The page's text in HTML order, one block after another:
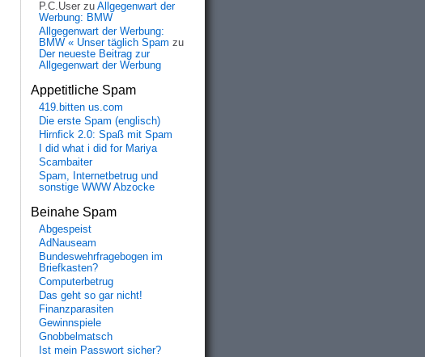
P.C.User zu Allgegenwart der
Werbung: BMW
Allgegenwart der Werbung:
BMW « Unser täglich Spam zu
Der neueste Beitrag zur
Allgegenwart der Werbung
Appetitliche Spam
419.bitten us.com
Die erste Spam (englisch)
Hirnfick 2.0: Spaß mit Spam
I did what i did for Mariya
Scambaiter
Spam, Internetbetrug und
sonstige WWW Abzocke
Beinahe Spam
Abgespeist
AdNauseam
Bundeswehrfragebogen im
Briefkasten?
Computerbetrug
Das geht so gar nicht!
Finanzparasiten
Gewinnspiele
Gnobbelmatsch
Ist mein Passwort sicher?